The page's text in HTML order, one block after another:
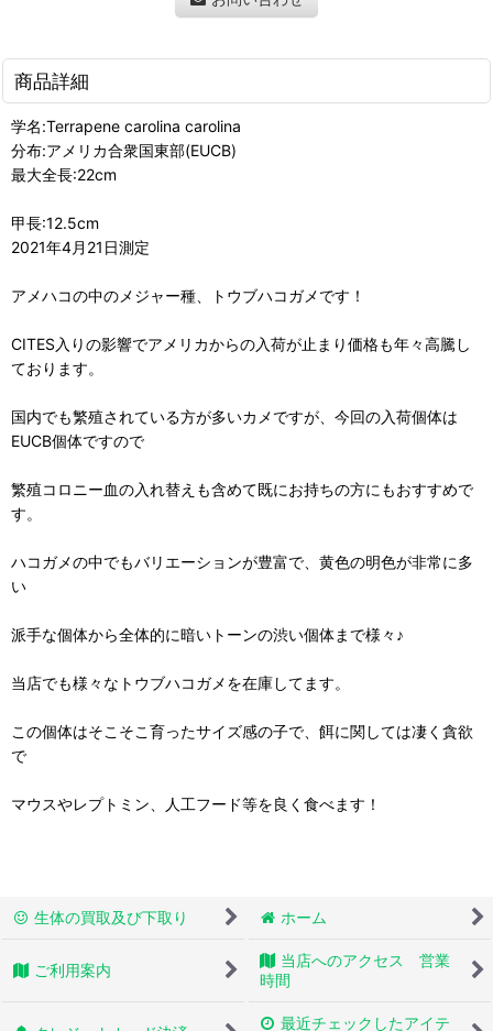
商品詳細
学名:Terrapene carolina carolina
分布:アメリカ合衆国東部(EUCB)
最大全長:22cm
甲長:12.5cm
2021年4月21日測定
アメハコの中のメジャー種、トウブハコガメです！
CITES入りの影響でアメリカからの入荷が止まり価格も年々高騰し
ております。
国内でも繁殖されている方が多いカメですが、今回の入荷個体は
EUCB個体ですので
繁殖コロニー血の入れ替えも含めて既にお持ちの方にもおすすめで
す。
ハコガメの中でもバリエーションが豊富で、黄色の明色が非常に多
い
派手な個体から全体的に暗いトーンの渋い個体まで様々♪
当店でも様々なトウブハコガメを在庫してます。
この個体はそこそこ育ったサイズ感の子で、餌に関しては凄く貪欲
で
マウスやレプトミン、人工フード等を良く食べます！
生体の買取及び下取り ホーム
ご利用案内
当店へのアクセス 営業
時間
最近チェックしたアイテ